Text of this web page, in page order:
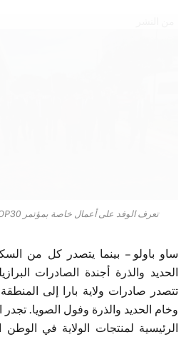
تعرف الوفد على أعمال خاصة بمؤتمر COP30 في منتزه مدينة بيليم
ساو باولو – بينما يتصدر كل من
الحديد والذرة أجندة الصادرات
تتصدر صادرات ولاية بارا إلى
وخام الحديد والذرة وفول الصويا. تجدر
الرئيسية لمنتجات الولاية في